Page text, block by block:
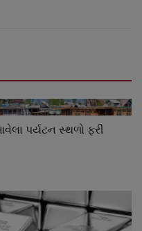
પર્યટન સ્થળો ફરી